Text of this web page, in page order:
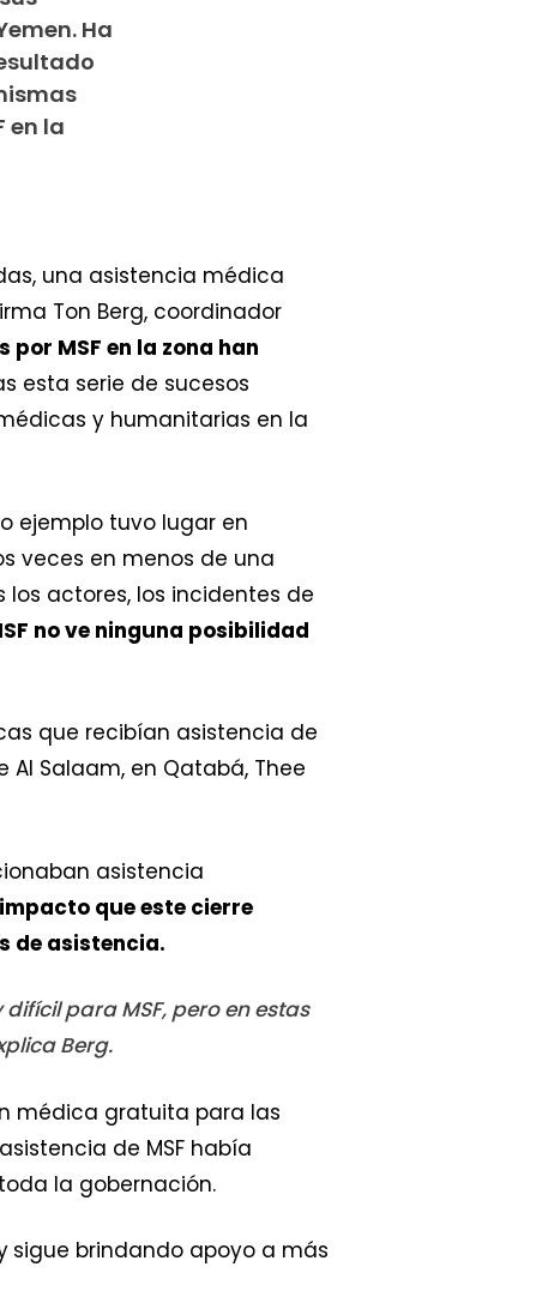
Ha
en la
una asistencia médica
Ton Berg, coordinador
MSF en la zona han
esta serie de sucesos
y humanitarias en la
ejemplo tuvo lugar en
veces en menos de una
actores, los incidentes de
no ve ninguna posibilidad
que recibían asistencia de
Al Salaam, en Qatabá, Thee
asistencia
que este cierre
de asistencia.
para MSF, pero en estas
Berg.
médica gratuita para las
de MSF había
la gobernación.
sigue brindando apoyo a más